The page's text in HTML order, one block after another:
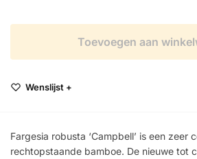
Toevoegen aan
Wenslijst +
Fargesia robusta ‘Campbell’ is een zeer
rechtopstaande bamboe. De nieuwe tot